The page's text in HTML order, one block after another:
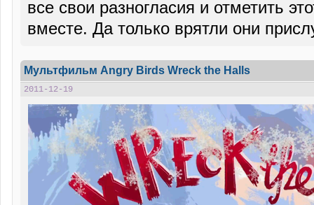
все свои разногласия и отметить
вместе. Да только врятли они
Мультфильм Angry Birds Wreck the Halls
2011-12-19